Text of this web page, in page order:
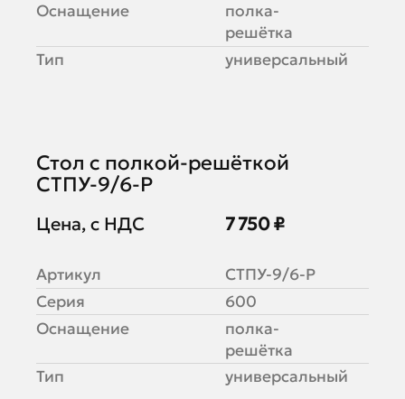
Оснащение
полка-
решётка
Тип
универсальный
Стол с полкой-решёткой
СТПУ-9/6-Р
Цена, с НДС 7 750 ₽
Артикул
СТПУ-9/6-Р
Серия
600
Оснащение
полка-
решётка
Тип
универсальный